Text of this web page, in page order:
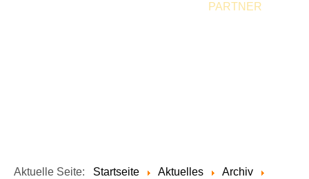
PARTNER
Aktuelle Seite: Startseite Aktuelles
Archiv